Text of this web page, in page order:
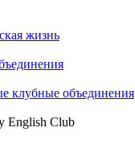
жизнь
клубные объединения
English Club